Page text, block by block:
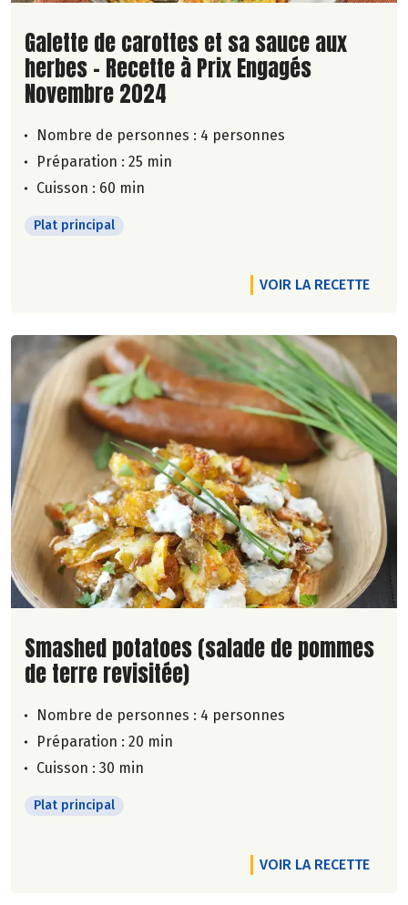
Lire la suite de la recette
Galette de carottes et sa sauce aux
herbes - Recette à Prix Engagés
Novembre 2024
Nombre de personnes : 4 personnes
Préparation : 25 min
Cuisson : 60 min
Plat principal
VOIR LA RECETTE
Lire la suite de la recette
Smashed potatoes (salade de pommes
de terre revisitée)
Nombre de personnes : 4 personnes
Préparation : 20 min
Cuisson : 30 min
Plat principal
VOIR LA RECETTE